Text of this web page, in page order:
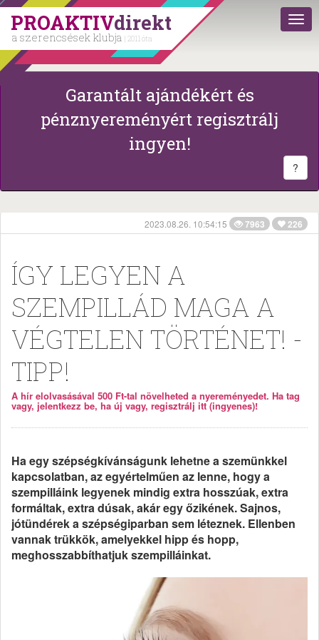
PROAKTIVdirekt
a szerencsések klubja | 2011 óta
Garantált ajándékért és
pénznyereményért regisztrálj
ingyen!
?
2023.08.26. 10:54:15 7963 226
ÍGY LEGYEN A
SZEMPILLÁD MAGA A
VÉGTELEN TÖRTÉNET! -
TIPP!
A hír elolvasásával 500 Ft-tal növelheted a nyereményedet. Ha tag
vagy, jelentkezz be, ha új vagy, regisztrálj itt (ingyenes)!
Ha egy szépségkívánságunk lehetne a szemünkkel
kapcsolatban, az egyértelműen az lenne, hogy a
szempilláink legyenek mindig extra hosszúak, extra
formáltak, extra dúsak, akár egy őzikének. Sajnos,
jótündérek a szépségiparban sem léteznek. Ellenben
vannak trükkök, amelyekkel hipp és hopp,
meghosszabbíthatjuk szempilláinkat.